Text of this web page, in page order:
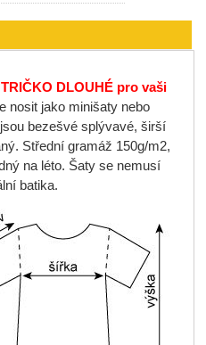
DLOUHÉ pro vaši
nosit jako minišaty nebo
bezešvé splývavé, širší
Střední gramáž 150g/m2,
na léto. Šaty se nemusí
batika.